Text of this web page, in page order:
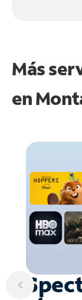
Más
en